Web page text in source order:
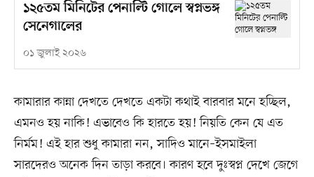
১২৫তম মিনিটের পেনাল্টি গোলে স্বপ্নভঙ্গ
সেনেগালের
০১ জুলাই ২০২৬
কামারার কান্না দেখতে দেখতে একটা কথাই বারবার মনে হচ্ছিল,
এমনও হয় নাকি! এভাবেও কি হারতে হয়! নিয়তি কেন যে এত
নির্মম! এই হার শুধু কামারা নন, সাদিও মানে–ইসমাইলা
সারদেরও অনেক দিন তাড়া করবে। কারণ হবে দুঃস্বপ্ন দেখে জেগে